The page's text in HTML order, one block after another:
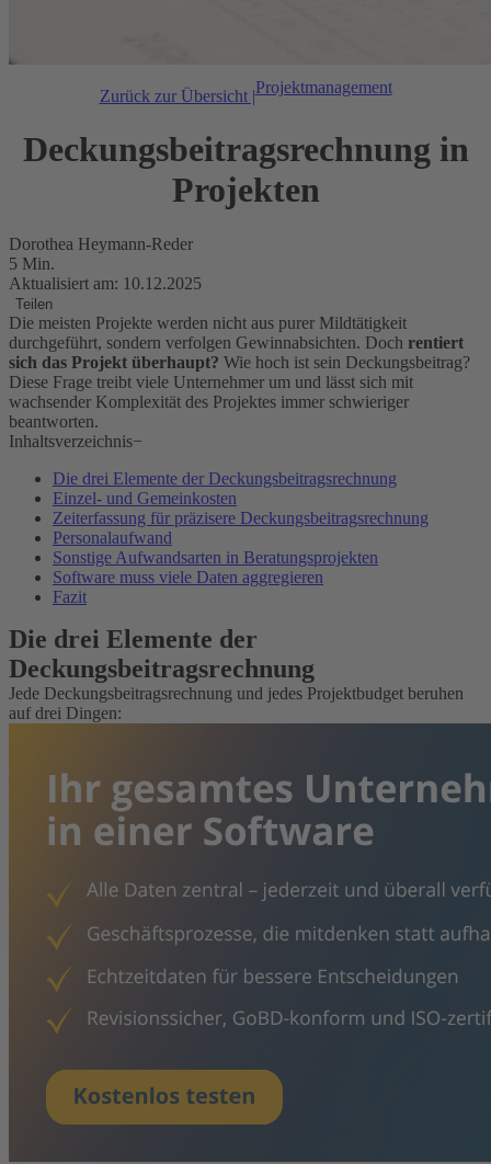
Zurück zur Übersicht |Projektmanagement
Deckungsbeitragsrechnung in
Projekten
Dorothea Heymann-Reder
5 Min.
Aktualisiert am: 10.12.2025
Teilen
Die meisten Projekte werden nicht aus purer Mildtätigkeit
durchgeführt, sondern verfolgen Gewinnabsichten. Doch rentiert
sich das Projekt überhaupt? Wie hoch ist sein Deckungsbeitrag?
Diese Frage treibt viele Unternehmer um und lässt sich mit
wachsender Komplexität des Projektes immer schwieriger
beantworten.
Inhaltsverzeichnis−
Die drei Elemente der Deckungsbeitragsrechnung
Einzel- und Gemeinkosten
Zeiterfassung für präzisere Deckungsbeitragsrechnung
Personalaufwand
Sonstige Aufwandsarten in Beratungsprojekten
Software muss viele Daten aggregieren
Fazit
Die drei Elemente der
Deckungsbeitragsrechnung
Jede Deckungsbeitragsrechnung und jedes Projektbudget beruhen
auf drei Dingen: